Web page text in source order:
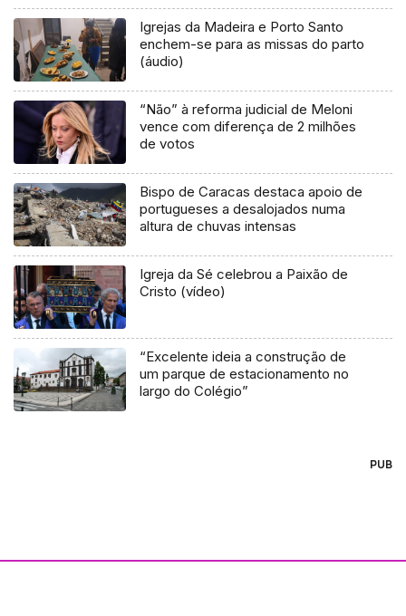
Igrejas da Madeira e Porto Santo
enchem-se para as missas do parto
(áudio)
“Não” à reforma judicial de Meloni
vence com diferença de 2 milhões
de votos
Bispo de Caracas destaca apoio de
portugueses a desalojados numa
altura de chuvas intensas
Igreja da Sé celebrou a Paixão de
Cristo (vídeo)
“Excelente ideia a construção de
um parque de estacionamento no
largo do Colégio”
PUB